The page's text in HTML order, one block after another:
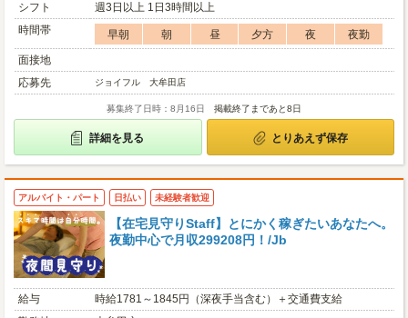
シフト
週3日以上 1日3時間以上
時間帯
早朝 朝 昼 夕方 夜
夜勤
面接地
応募先
ジョイフル 大牟田店
募集終了日時：8月16日 掲載終了まであと8日
詳細を見る とりあえず保存
アルバイト・パート 日払い 未経験者歓迎
【在宅見守りStaff】とにかく稼ぎたいあなたへ。
夜勤中心で月収299208円！/Jb
給与
時給1781～1845円（深夜手当含む）＋交通費支給